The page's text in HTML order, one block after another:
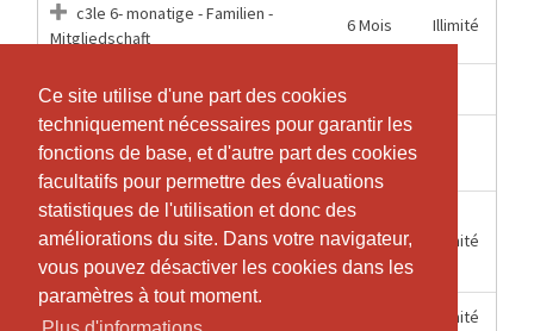
Ce site utilise d'une part des cookies
techniquement nécessaires pour garantir les
fonctions de base, et d'autre part des cookies
facultatifs pour permettre des évaluations
statistiques de l'utilisation et donc des
améliorations du site. Dans votre navigateur,
vous pouvez désactiver les cookies dans les
paramètres à tout moment.
Ce site utilise d'une part des cookies
techniquement nécessaires pour garantir les
fonctions de base, et d'autre part des cookies
facultatifs pour permettre des évaluations
statistiques de l'utilisation et donc des
améliorations du site. Dans votre navigateur,
vous pouvez désactiver les cookies dans les
paramètres à tout moment.
c3le 6- monatige - Familien -
Mitgliedschaft
6 Mois Illimité
c3le Doppelstunde
c3le Doppelstunde (10
Doppelstunden +1 Doppelstunde)
12 Mois
c3le Jahres "KombiPlus"
Mitgliedschaft c3le und Van der Merwe
Center
12 Mois Illimité
c3le Jahres Vereinsmitgliedschaft Illimité